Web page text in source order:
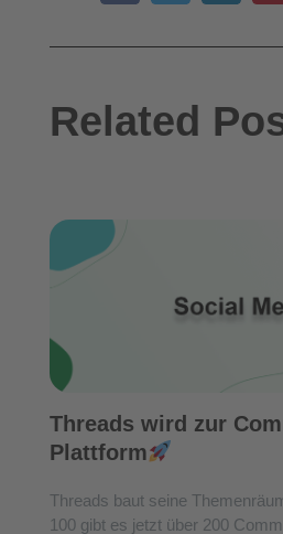
Related
Threads wird zur
Plattform
Threads baut seine
100 gibt es jetzt über 200